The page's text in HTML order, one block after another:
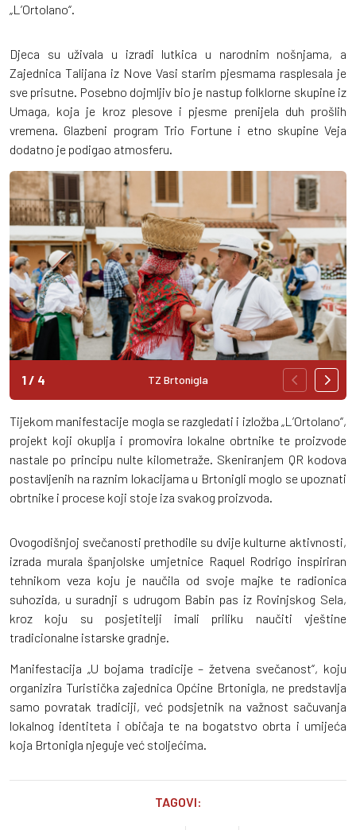
„L’Ortolano“.
Djeca su uživala u izradi lutkica u narodnim nošnjama, a
Zajednica Talijana iz Nove Vasi starim pjesmama rasplesala je
sve prisutne. Posebno dojmljiv bio je nastup folklorne skupine iz
Umaga, koja je kroz plesove i pjesme prenijela duh prošlih
vremena. Glazbeni program Trio Fortune i etno skupine Veja
dodatno je podigao atmosferu.
TZ Brtonigla
1/ 4
Tijekom manifestacije mogla se razgledati i izložba „L’Ortolano“,
projekt koji okuplja i promovira lokalne obrtnike te proizvode
nastale po principu nulte kilometraže. Skeniranjem QR kodova
postavljenih na raznim lokacijama u Brtonigli moglo se upoznati
obrtnike i procese koji stoje iza svakog proizvoda.
Ovogodišnjoj svečanosti prethodile su dvije kulturne aktivnosti,
izrada murala španjolske umjetnice Raquel Rodrigo inspiriran
tehnikom veza koju je naučila od svoje majke te radionica
suhozida, u suradnji s udrugom Babin pas iz Rovinjskog Sela,
kroz koju su posjetitelji imali priliku naučiti vještine
tradicionalne istarske gradnje.
Manifestacija „U bojama tradicije – žetvena svečanost“, koju
organizira Turistička zajednica Općine Brtonigla, ne predstavlja
samo povratak tradiciji, već podsjetnik na važnost sačuvanja
lokalnog identiteta i običaja te na bogatstvo obrta i umijeća
koja Brtonigla njeguje već stoljećima.
TAGOVI: